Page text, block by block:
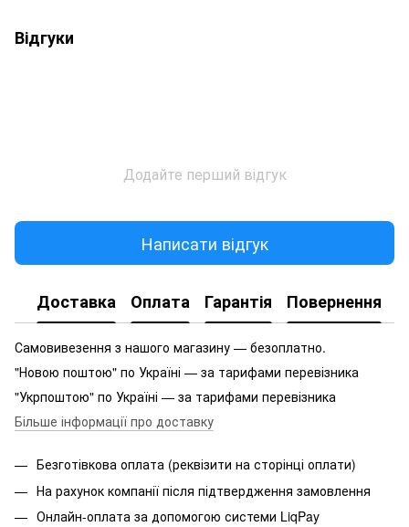
Відгуки
Додайте перший відгук
Написати відгук
Доставка Оплата Гарантія Повернення
Самовивезення з нашого магазину — безоплатно.
"Новою поштою" по Україні — за тарифами перевізника
"Укрпоштою" по Україні — за тарифами перевізника
Більше інформації про доставку
Безготівкова оплата (реквізити на сторінці оплати)
На рахунок компанії після підтвердження замовлення
Онлайн-оплата за допомогою системи LiqPay